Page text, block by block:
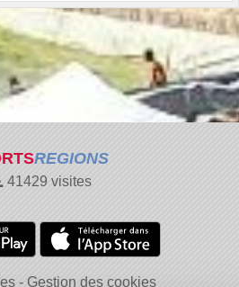
REGIONS
41429 visites
Gestion des cookies